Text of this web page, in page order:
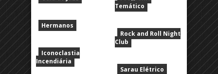
Hermanos
Iconoclastia
Incendiária
Temático
Rock and Roll Night
Club
Sarau Elétrico